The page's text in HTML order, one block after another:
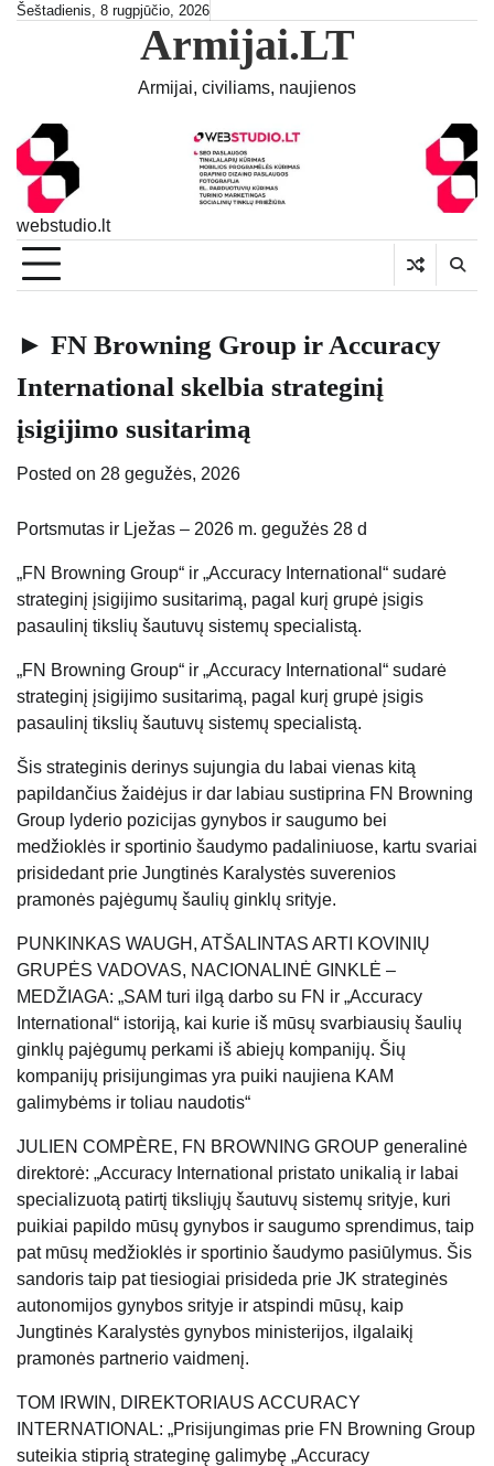
SkipŠeštadienis, 8 rugpjūčio, 2026
Armijai.LT
Armijai, civiliams, naujienos
webstudio.lt
► FN Browning Group ir Accuracy
International skelbia strateginį
įsigijimo susitarimą
Posted on 28 gegužės, 2026
Portsmutas ir Lježas – 2026 m. gegužės 28 d
„FN Browning Group“ ir „Accuracy International“ sudarė
strateginį įsigijimo susitarimą, pagal kurį grupė įsigis
pasaulinį tikslių šautuvų sistemų specialistą.
„FN Browning Group“ ir „Accuracy International“ sudarė
strateginį įsigijimo susitarimą, pagal kurį grupė įsigis
pasaulinį tikslių šautuvų sistemų specialistą.
Šis strateginis derinys sujungia du labai vienas kitą
papildančius žaidėjus ir dar labiau sustiprina FN Browning
Group lyderio pozicijas gynybos ir saugumo bei
medžioklės ir sportinio šaudymo padaliniuose, kartu svariai
prisidedant prie Jungtinės Karalystės suverenios
pramonės pajėgumų šaulių ginklų srityje.
PUNKINKAS WAUGH, ATŠALINTAS ARTI KOVINIŲ
GRUPĖS VADOVAS, NACIONALINĖ GINKLĖ –
MEDŽIAGA: „SAM turi ilgą darbo su FN ir „Accuracy
International“ istoriją, kai kurie iš mūsų svarbiausių šaulių
ginklų pajėgumų perkami iš abiejų kompanijų. Šių
kompanijų prisijungimas yra puiki naujiena KAM
galimybėms ir toliau naudotis“
JULIEN COMPÈRE, FN BROWNING GROUP generalinė
direktorė: „Accuracy International pristato unikalią ir labai
specializuotą patirtį tiksliųjų šautuvų sistemų srityje, kuri
puikiai papildo mūsų gynybos ir saugumo sprendimus, taip
pat mūsų medžioklės ir sportinio šaudymo pasiūlymus. Šis
sandoris taip pat tiesiogiai prisideda prie JK strateginės
autonomijos gynybos srityje ir atspindi mūsų, kaip
Jungtinės Karalystės gynybos ministerijos, ilgalaikį
pramonės partnerio vaidmenį.
TOM IRWIN, DIREKTORIAUS ACCURACY
INTERNATIONAL: „Prisijungimas prie FN Browning Group
suteikia stiprią strateginę galimybę „Accuracy